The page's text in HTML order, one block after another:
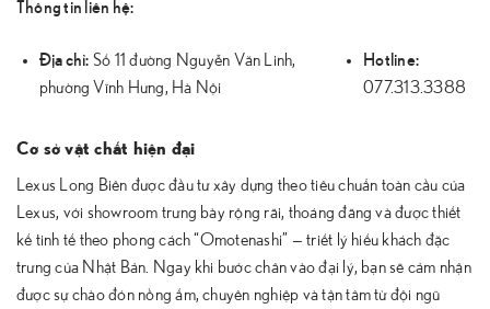
Thông tin liên hệ:
Địa chỉ: Số 11 đường Nguyễn Văn Linh,
phường Vĩnh Hưng, Hà Nội
Hotline:
077.313.3388
Cơ sở vật chất hiện đại
Lexus Long Biên được đầu tư xây dựng theo tiêu chuẩn toàn cầu của
Lexus, với showroom trưng bày rộng rãi, thoáng đãng và được thiết
kế tinh tế theo phong cách “Omotenashi” — triết lý hiếu khách đặc
trưng của Nhật Bản. Ngay khi bước chân vào đại lý, bạn sẽ cảm nhận
được sự chào đón nồng ấm, chuyên nghiệp và tận tâm từ đội ngũ